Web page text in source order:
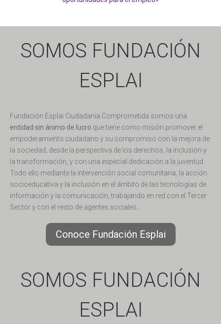
SOMOS FUNDACIÓN
ESPLAI
Fundación Esplai Ciudadanía Comprometida somos una
entidad sin ánimo de lucro que tiene como misión promover el
empoderamiento ciudadano y su compromiso con la mejora de
la sociedad, desde la perspectiva de los derechos, la inclusión y
la transformación, y con una especial dedicación a la juventud.
Todo ello mediante la intervención social comunitaria, la acción
socioeducativa y la inclusión en el ámbito de las tecnologías de
información y la comunicación, trabajando en red con el Tercer
Sector y con el resto de agentes sociales..
Conoce Fundación Esplai
SOMOS FUNDACIÓN
ESPLAI